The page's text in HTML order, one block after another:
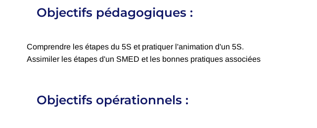
Objectifs pédagogiques :
Comprendre les étapes du 5S et pratiquer l'animation d'un 5S.
Assimiler les étapes d'un SMED et les bonnes pratiques associées
Objectifs opérationnels :